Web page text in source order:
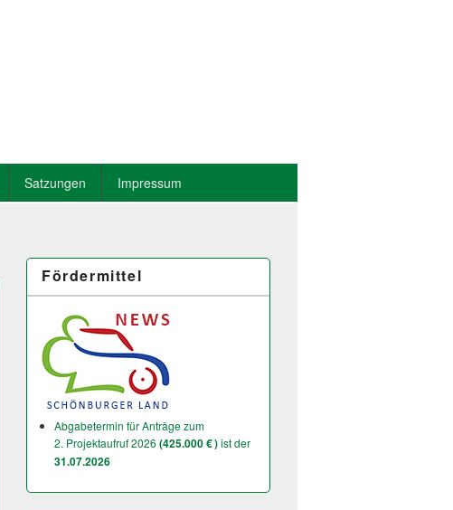
Satzungen Impressum
Fördermittel
Abgabetermin für Anträge zum
2. Projektaufruf 2026 (425.000 € )ist der
31.07.2026